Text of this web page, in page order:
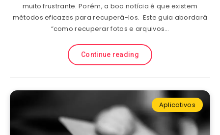
muito frustrante. Porém, a boa notícia é que existem
métodos eficazes para recuperá-los. Este guia abordará
“como recuperar fotos e arquivos…
Continue reading
Aplicativos